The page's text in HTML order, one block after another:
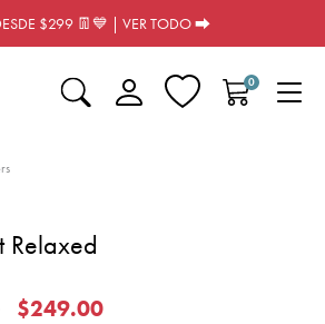
$299 👖💙 | VER TODO ⮕
0
Relaxed
de
$249.00